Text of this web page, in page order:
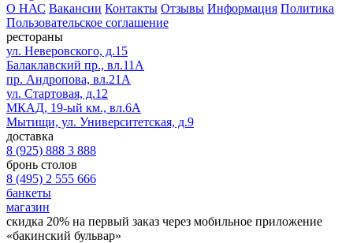
О НАС Вакансии Контакты Отзывы Информация Политика
Пользовательское соглашение
рестораны
ул. Неверовского, д.15
Балаклавский пр., вл.11А
пр. Андропова, вл.21А
ул. Стартовая, д.12
МКАД, 19-ый км., вл.6А
Мытищи, ул. Университетская, д.9
доставка
8 (925) 888 3 888
бронь столов
8 (495) 2 555 666
банкеты
магазин
скидка 20% на первый заказ через мобильное приложение
«бакинский бульвар»